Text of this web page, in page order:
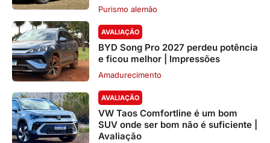
Purismo alemão
AVALIAÇÃO
BYD Song Pro 2027 perdeu potência
e ficou melhor | Impressões
Amadurecimento
AVALIAÇÃO
VW Taos Comfortline é um bom
SUV onde ser bom não é suficiente |
Avaliação